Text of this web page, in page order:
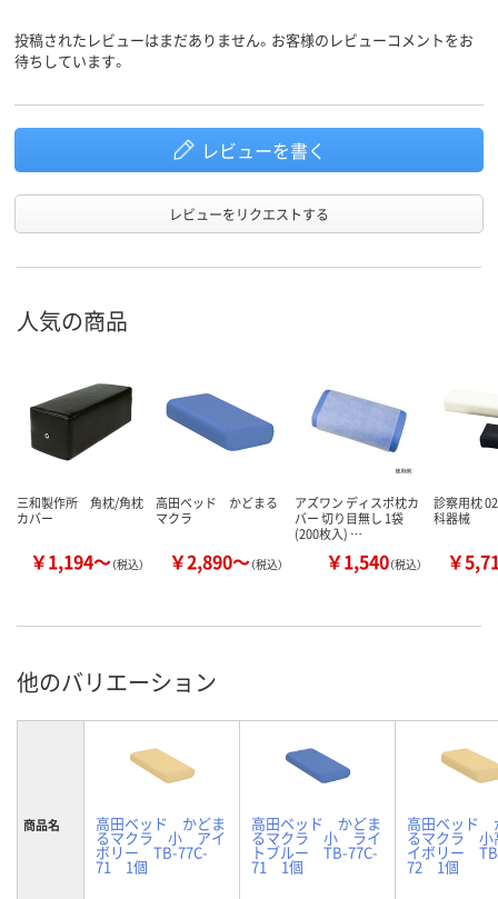
投稿されたレビューはまだありません。お客様のレビューコメントをお
待ちしています。
レビューを書く
レビューをリクエストする
人気の商品
三和製作所 角枕/角枕
カバー
￥1,194～（税込）
高田ベッド かどまる
マクラ
￥2,890～（税込）
アズワン ディスポ枕カ
バー 切り目無し 1袋
(200枚入) …
￥1,540（税込）
診察用枕
科器械
￥
他のバリエーション
商品名 高田ベッド かどま
るマクラ 小 アイ
ボリー TB-77C-
71 1個
高田ベッド かどま
るマクラ 小 ライ
トブルー TB-77C-
71 1個
高田ベッド
るマクラ
イボリー
72 1個